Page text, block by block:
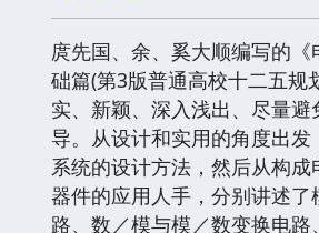
庹先国、余、奚大顺编写的《
础篇(第3版普通高校十二五规
实、新颖、深入浅出、尽量避
导。从设计和实用的角度出发
系统的设计方法，然后从构
器件的应用人手，分别讲述
路、数／模与模／数变换电